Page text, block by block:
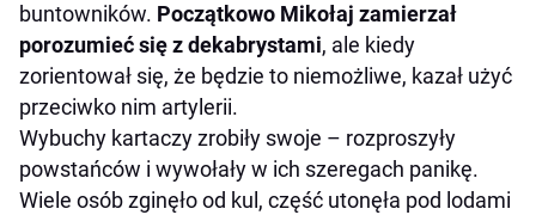
buntowników. Początkowo Mikołaj zamierzał
porozumieć się z dekabrystami, ale kiedy
zorientował się, że będzie to niemożliwe, kazał użyć
przeciwko nim artylerii.
Wybuchy kartaczy zrobiły swoje – rozproszyły
powstańców i wywołały w ich szeregach panikę.
Wiele osób zginęło od kul, część utonęła pod lodami